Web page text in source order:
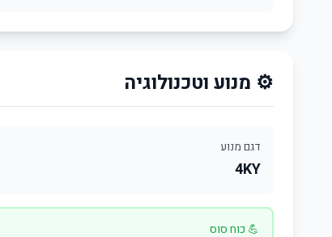
⚙️ מנוע וטכנולוגיה
דגם מנוע
4KY
💪 כוח סוס